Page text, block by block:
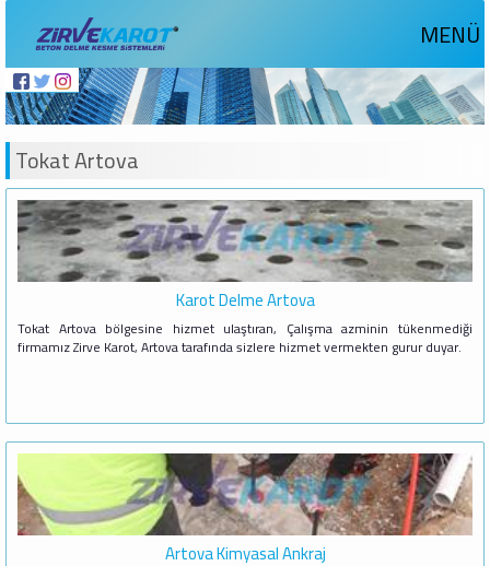
MENÜ
Tokat Artova
Karot Delme Artova
Tokat Artova bölgesine hizmet ulaştıran, Çalışma azminin tükenmediği
firmamız Zirve Karot, Artova tarafında sizlere hizmet vermekten gurur duyar.
Artova Kimyasal Ankraj